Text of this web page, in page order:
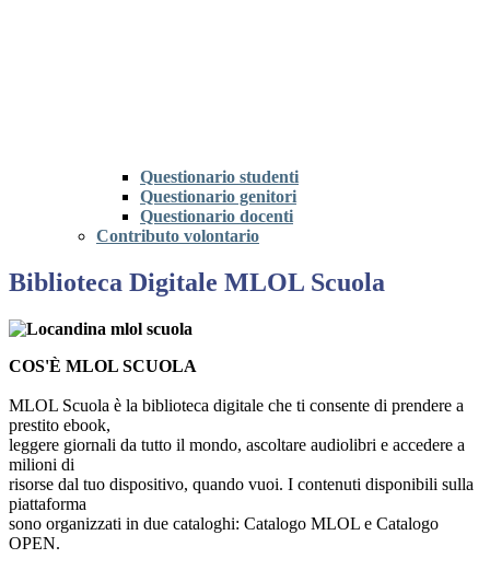
Questionario studenti
Questionario genitori
Questionario docenti
Contributo volontario
Biblioteca Digitale MLOL Scuola
COS'È MLOL SCUOLA
MLOL Scuola è la biblioteca digitale che ti consente di prendere a
prestito ebook,
leggere giornali da tutto il mondo, ascoltare audiolibri e accedere a
milioni di
risorse dal tuo dispositivo, quando vuoi. I contenuti disponibili sulla
piattaforma
sono organizzati in due cataloghi: Catalogo MLOL e Catalogo
OPEN.